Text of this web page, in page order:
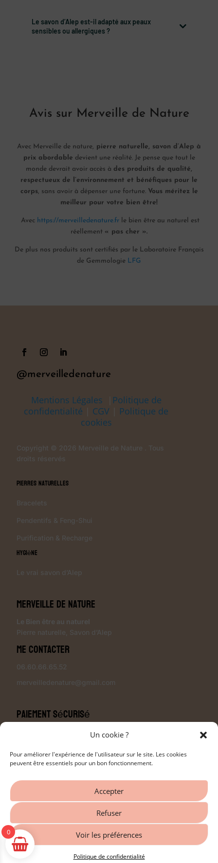
Un cookie ?
Pour améliorer l'expérience de l'utilisateur sur le site. Les cookies
peuvent être essentiels pour un bon fonctionnement.
Accepter
Refuser
Voir les préférences
Politique de confidentialité
Le savon d’Alep est-il adapté aux peaux
sensibles ou allergiques ?
Avis sur Merveille de Nature
Avec Merveille de nature, pierre naturelle, savon d’Alep à
prix abordable devient une réalité. Je pense que tout le
monde devrait avoir accès à des produits de qualité,
respectueux de l’environnement et bénéfiques pour le
corps, sans avoir à dépenser une fortune. Vous méritez le
meilleur pour votre bien être!
Avec https://merveilledenature.frle bien être au naturel est
réellement « pas cher ».
De plus nos produits sont certifiés par le Laboratoire Français
de Gemmologie LFG
@merveilledenature
Mentions Légales
Politique de
confidentialité
CGV
Politique de
cookies
Copyright © 2026 Merveille de Nature . Tous
droits réservés
Pierres Naturelles
Bracelets
Pendentifs & Feng-Shui
Purification & Recharge
Hygiène
Le vrai savon d’Alep
Merveille de Nature
Le Bien être au naturel
Pierre naturelle Savon d’Alep
Me contacter
06.60.66.65.52
merveilledenature@gmail.com
Paiement sécurisé
Modalités de livraison
0